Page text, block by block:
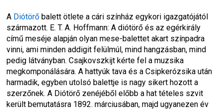
A Diótörő balett ötlete a cári színház egykori igazgatójától
származott. E. T. A. Hoffmann: A diótörő és az egérkirály
című meséje alapján olyan mese-balettet akart színpadra
vinni, ami minden addigit felülmúl, mind hangzásban, mind
pedig látványban. Csajkovszkijt kérte fel a muzsika
megkomponálására. A hattyúk tava és a Csipkerózsika után
harmadik, egyben utolsó balettje is nagy sikert hozott a
szerzőnek. A Diótörő zenéjéből előbb a hat tételes szvit
került bemutatásra 1892. márciusában, majd ugyanezen év